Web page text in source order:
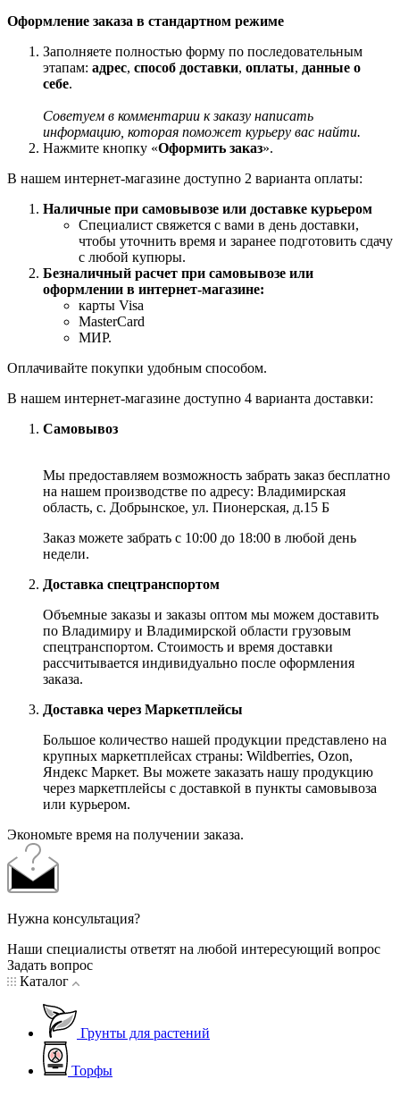
Оформление заказа в стандартном режиме
Заполняете полностью форму по последовательным
этапам: адрес, способ доставки, оплаты, данные о
себе.
Советуем в комментарии к заказу написать
информацию, которая поможет курьеру вас найти.
Нажмите кнопку «Оформить заказ».
В нашем интернет-магазине доступно 2 варианта оплаты:
Наличные при самовывозе или доставке курьером
Специалист свяжется с вами в день доставки,
чтобы уточнить время и заранее подготовить сдачу
с любой купюры.
Безналичный расчет при самовывозе или
оформлении в интернет-магазине:
карты Visa
MasterCard
МИР.
Оплачивайте покупки удобным способом.
В нашем интернет-магазине доступно 4 варианта доставки:
Самовывоз
Мы предоставляем возможность забрать заказ бесплатно
на нашем производстве по адресу: Владимирская
область, с. Добрынское, ул. Пионерская, д.15 Б
Заказ можете забрать с 10:00 до 18:00 в любой день
недели.
Доставка спецтранспортом
Объемные заказы и заказы оптом мы можем доставить
по Владимиру и Владимирской области грузовым
спецтранспортом. Стоимость и время доставки
рассчитывается индивидуально после оформления
заказа.
Доставка через Маркетплейсы
Большое количество нашей продукции представлено на
крупных маркетплейсах страны: Wildberries, Ozon,
Яндекс Маркет. Вы можете заказать нашу продукцию
через маркетплейсы с доставкой в пункты самовывоза
или курьером.
Экономьте время на получении заказа.
Нужна консультация?
Наши специалисты ответят на любой интересующий вопрос
Задать вопрос
Каталог
Грунты для растений
Торфы